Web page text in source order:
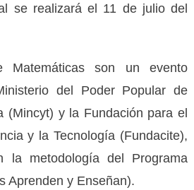
se realizará el 11 de julio del
Matemáticas son un evento
del Poder Popular de
(Mincyt) y la Fundación para el
y la Tecnología (Fundacite),
la metodología del Programa
Aprenden y Enseñan).